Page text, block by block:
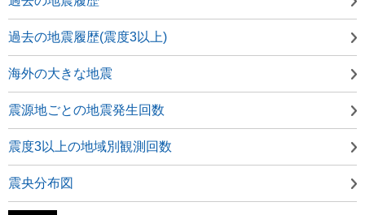
過去の地震履歴(震度3以上)
海外の大きな地震
震源地ごとの地震発生回数
震度3以上の地域別観測回数
震央分布図